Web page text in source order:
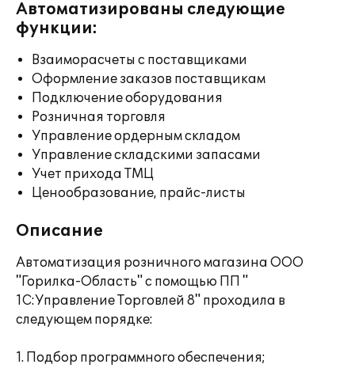
Автоматизированы следующие
функции:
Взаиморасчеты с поставщиками
Оформление заказов поставщикам
Подключение оборудования
Розничная торговля
Управление ордерным складом
Управление складскими запасами
Учет прихода ТМЦ
Ценообразование, прайс-листы
Описание
Автоматизация розничного магазина ООО
"Горилка-Область" с помощью ПП "
1С:Управление Торговлей 8" проходила в
следующем порядке:
1. Подбор программного обеспечения;